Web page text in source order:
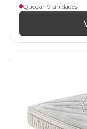
Quedan 9 unidades